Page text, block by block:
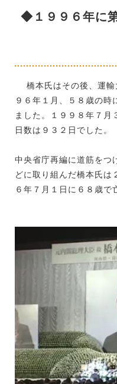
◆１９９６年に
橋本氏はその後、運輸
９６年１月、５８歳の時
ました。１９９８年７月
日数は９３２日でした。
中央省庁再編に道筋をつ
どに取り組んだ橋本氏は
６年７月１日に６８歳で